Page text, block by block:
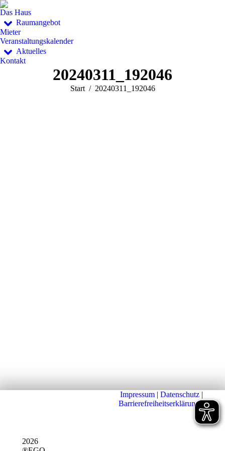
Das Haus
Raumangebot
Mieter
Veranstaltungskalender
Aktuelles
Kontakt
20240311_192046
Sie befinden sich hier:
Start 20240311_192046
2026
Impressum | Datenschutz |
Barrierefreiheitserklärung|